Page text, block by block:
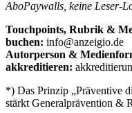
AboPaywalls, keine Leser-
Touchpoints, Rubrik &
buchen: info@anzeigio.de
Autorperson &
akkreditieren:
*) Das Prinzip „Präventive
stärkt Generalprävention &